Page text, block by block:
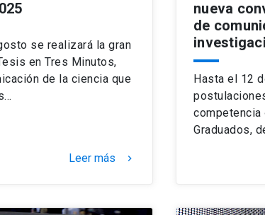
se realizará la gran
en Tres Minutos,
de la ciencia que
Leer más keyboard_arrow_right
nueva
de
Hasta el 12
competencia
Graduados,